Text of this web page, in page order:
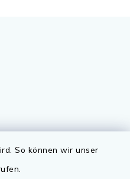
So können wir unser